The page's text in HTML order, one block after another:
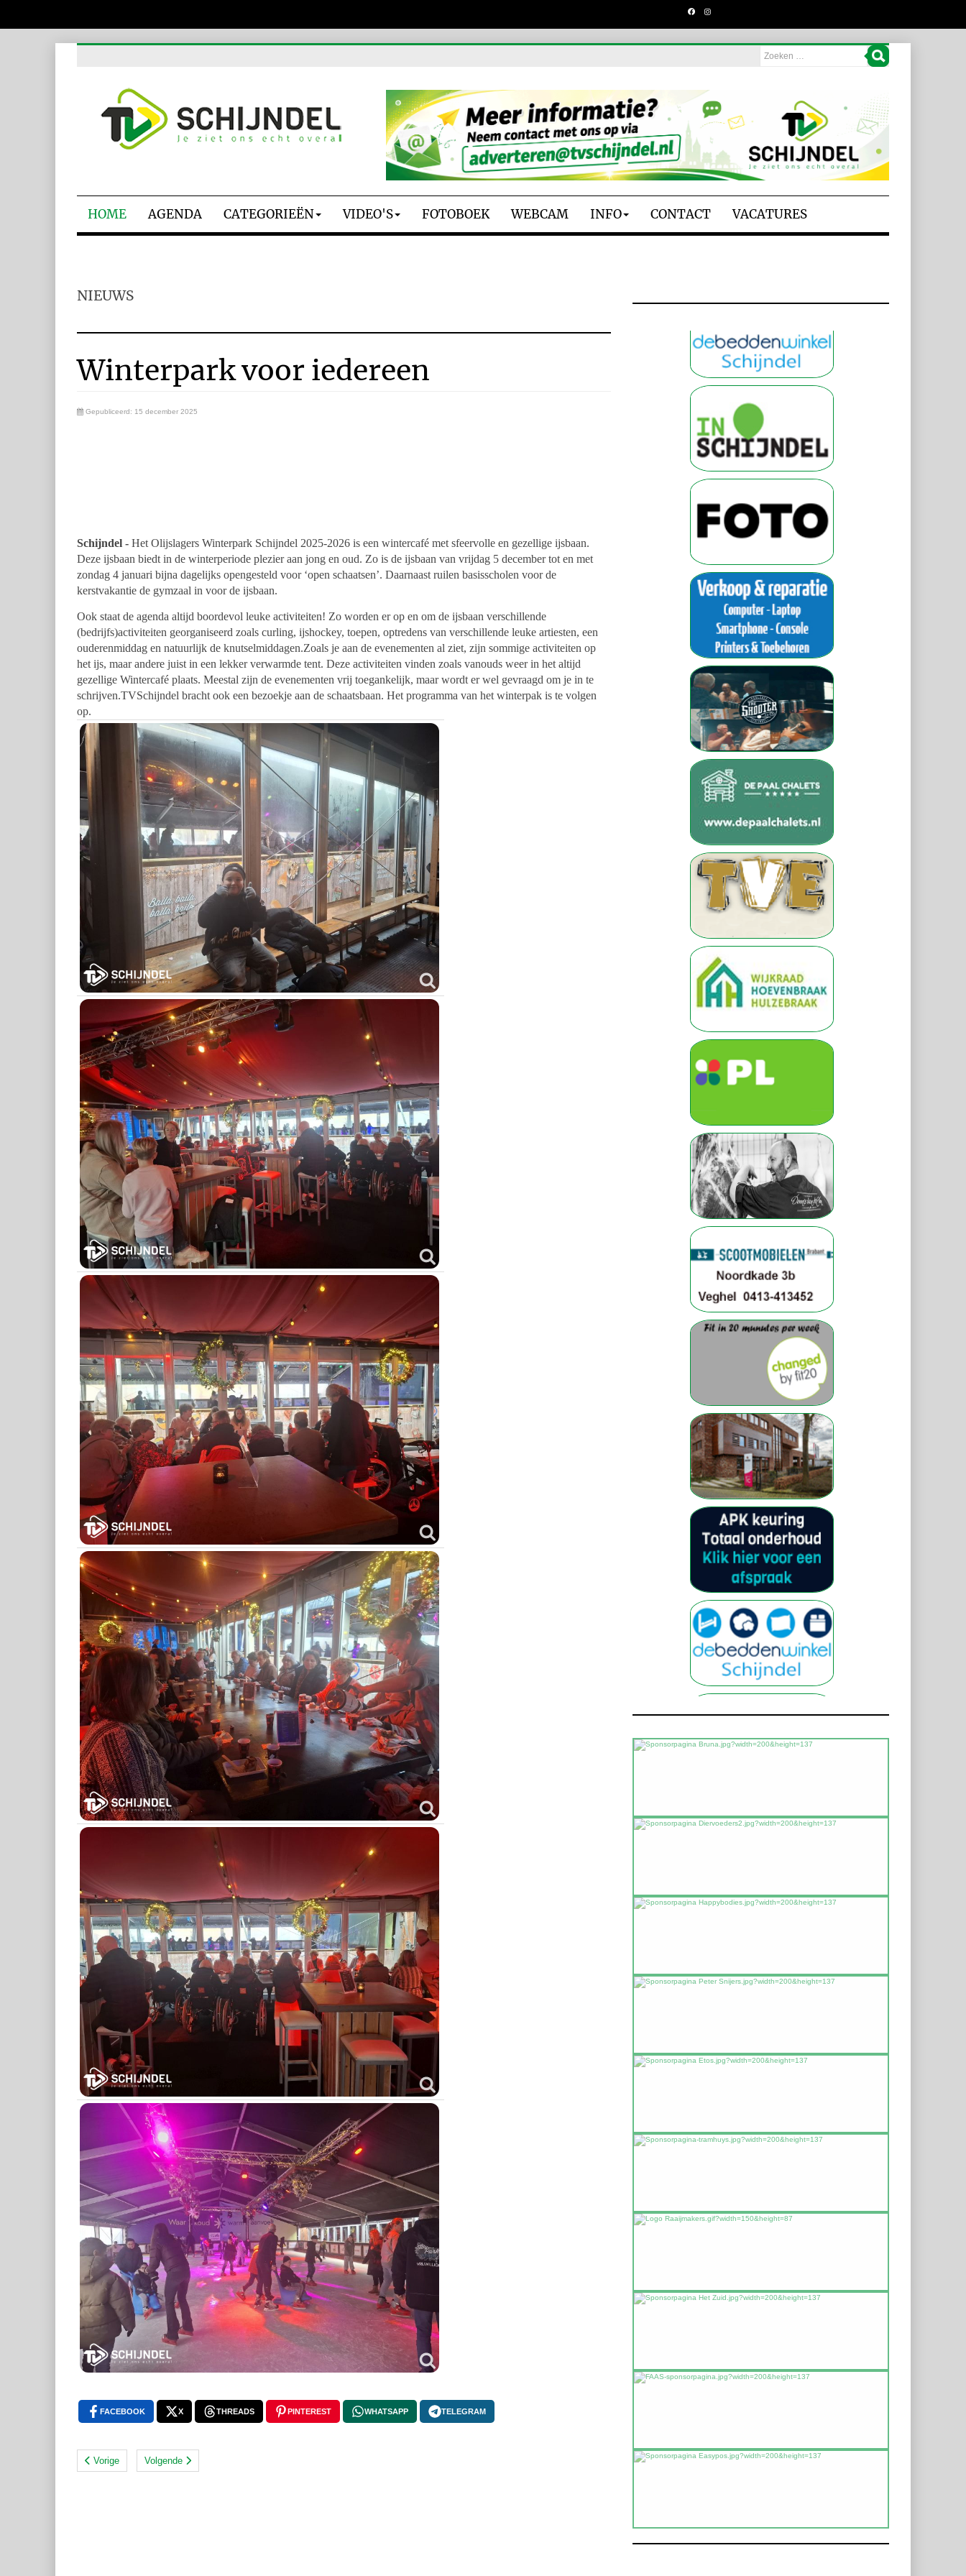
HOME AGENDA CATEGORIEËN VIDEO'S FOTOBOEK WEBCAM INFO CONTACT VACATURES
NIEUWS
Winterpark voor iedereen
Gepubliceerd: 15 december 2025
Schijndel - Het Olijslagers Winterpark Schijndel 2025-2026 is een wintercafé met sfeervolle en gezellige ijsbaan.
Deze ijsbaan biedt in de winterperiode plezier aan jong en oud. Zo is de ijsbaan van vrijdag 5 december tot en met
zondag 4 januari bijna dagelijks opengesteld voor ‘open schaatsen’. Daarnaast ruilen basisscholen voor de
kerstvakantie de gymzaal in voor de ijsbaan.
Ook staat de agenda altijd boordevol leuke activiteiten! Zo worden er op en om de ijsbaan verschillende
(bedrijfs)activiteiten georganiseerd zoals curling, ijshockey, toepen, optredens van verschillende leuke artiesten, een
ouderenmiddag en natuurlijk de knutselmiddagen.Zoals je aan de evenementen al ziet, zijn sommige activiteiten op
het ijs, maar andere juist in een lekker verwarmde tent. Deze activiteiten vinden zoals vanouds weer in het altijd
gezellige Wintercafé plaats. Meestal zijn de evenementen vrij toegankelijk, maar wordt er wel gevraagd om je in te
schrijven.TVSchijndel bracht ook een bezoekje aan de schaatsbaan. Het programma van het winterpak is te volgen
op.
FACEBOOK X THREADS PINTEREST WHATSAPP TELEGRAM
Vorige Volgende